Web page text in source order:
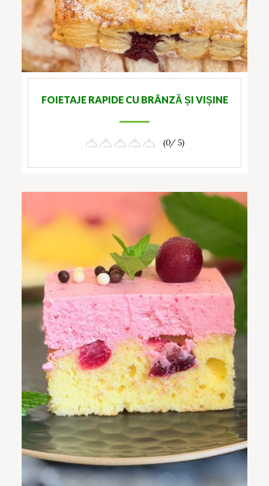
FOIETAJE RAPIDE CU BRÂNZĂ ȘI VIȘINE
(0/ 5)